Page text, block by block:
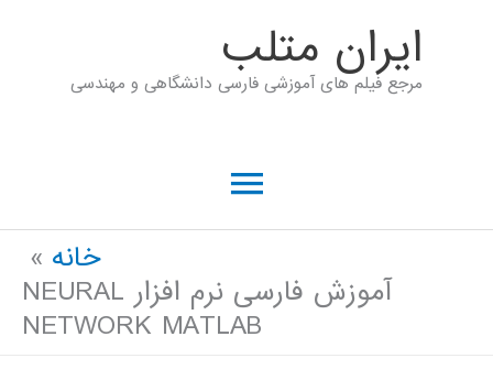
ايران متلب
مرجع فیلم های آموزشی فارسی دانشگاهی و مهندسی
فهرست
خانه
آموزش فارسی نرم افزار NEURAL
NETWORK MATLAB